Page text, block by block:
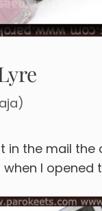
in the mail the
I opened